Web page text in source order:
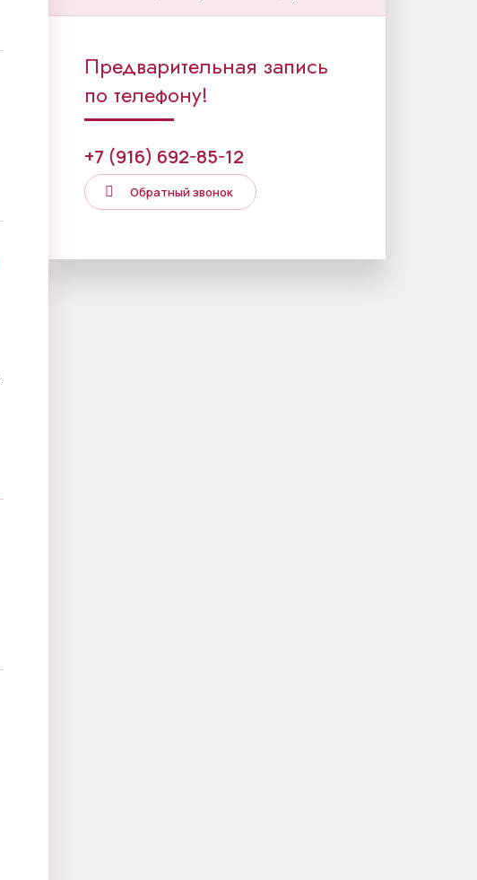
Предварительная запись
по телефону!
+7 (916) 692-85-12
Обратный звонок